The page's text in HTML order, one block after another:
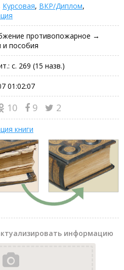
Курсовая, ВКР/Диплом,
противопожарное →
и пособия
с. 269 (15 назв.)
01:02:07
10 9 2
книги
информацию